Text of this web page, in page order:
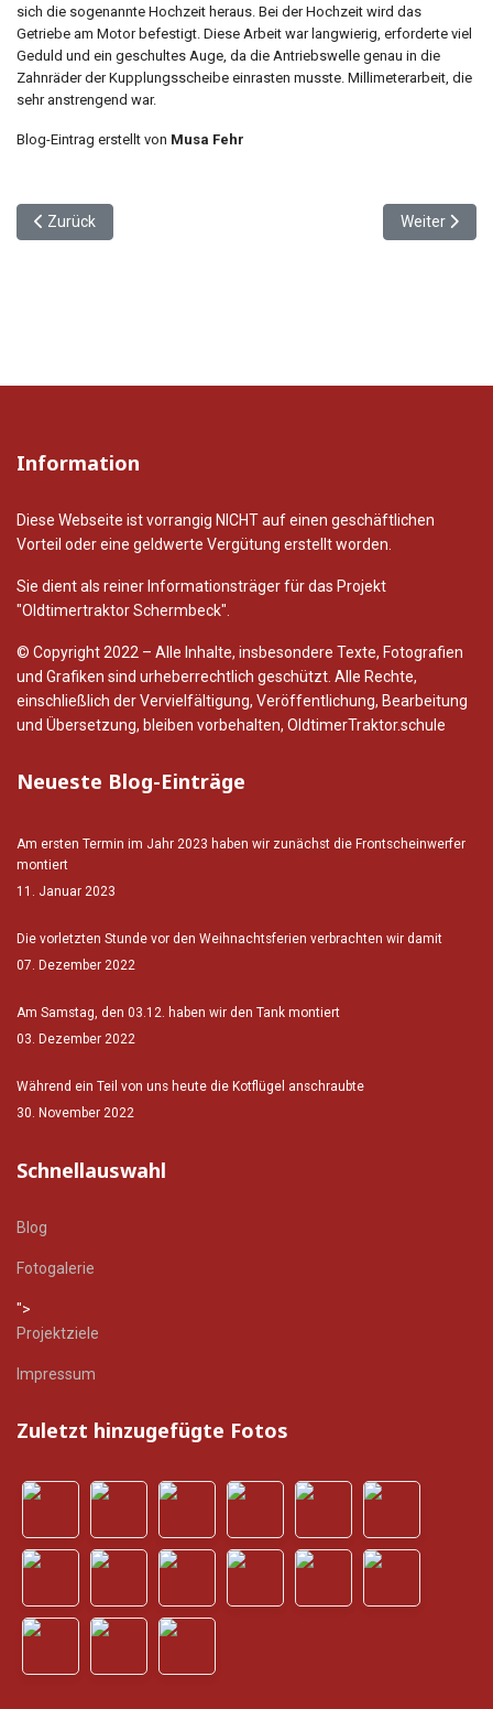
sich die sogenannte Hochzeit heraus. Bei der Hochzeit wird das
Getriebe am Motor befestigt. Diese Arbeit war langwierig, erforderte viel
Geduld und ein geschultes Auge, da die Antriebswelle genau in die
Zahnräder der Kupplungsscheibe einrasten musste. Millimeterarbeit, die
sehr anstrengend war.
Blog-Eintrag erstellt von Musa Fehr
Vorheriger Beitrag: Am heutigen Mittwoch haben wir viele Teile
Zurück Nächster
Weiter
Information
Diese Webseite ist vorrangig NICHT auf einen geschäftlichen
Vorteil oder eine geldwerte Vergütung erstellt worden.
Sie dient als reiner Informationsträger für das Projekt
"Oldtimertraktor Schermbeck".
© Copyright 2022 – Alle Inhalte, insbesondere Texte, Fotografien
und Grafiken sind urheberrechtlich geschützt. Alle Rechte,
einschließlich der Vervielfältigung, Veröffentlichung, Bearbeitung
und Übersetzung, bleiben vorbehalten, OldtimerTraktor.schule
Neueste Blog-Einträge
Am ersten Termin im Jahr 2023 haben wir zunächst die Frontscheinwerfer
montiert
11. Januar 2023
Die vorletzten Stunde vor den Weihnachtsferien verbrachten wir damit
07. Dezember 2022
Am Samstag, den 03.12. haben wir den Tank montiert
03. Dezember 2022
Während ein Teil von uns heute die Kotflügel anschraubte
30. November 2022
Schnellauswahl
Blog
Fotogalerie
">
Projektziele
Impressum
Zuletzt hinzugefügte Fotos